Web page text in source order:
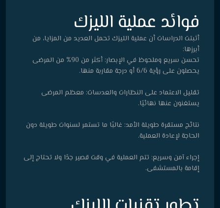
فوائد عملية الليزك
أثبتت الدراسات أن عملية الليزك تحمل العديد من المزايا، من
أبرزها:
تحسن سريع وملحوظ في الإبصار: أكثر من 90% من المرضى
يحصلون على رؤية 6/6 أو درجة مقاربة منها.
تقليل الاعتماد على النظارات والعدسات: معظم المرضى
يستغنون عنها نهائيًا.
نتائج مستقرة طويلة الأمد: غالبًا ما تستمر لسنوات طويلة دون
الحاجة لإعادة العملية.
إجراء آمن وسريع: تتم العملية في وقت قصير جدًا ولا تحتاج إلى
إقامة بالمستشفى.